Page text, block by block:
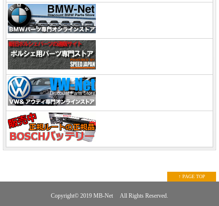
↑ PAGE TOP
Copyright© 2019 MB-Net All Rights Reserved.